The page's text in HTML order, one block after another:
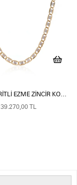
BEYAZ ŞERITLI EZME ZINCIR KOLYE
39.270,00 TL